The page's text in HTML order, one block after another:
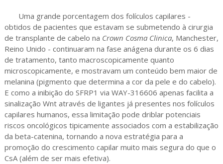
Uma grande porcentagem dos folículos capilares -
obtidos de pacientes que estavam se submetendo à cirurgia
de transplante de cabelo na Crown Cosma Clinica, Manchester,
Reino Unido - continuaram na fase anágena durante os 6 dias
de tratamento, tanto macroscopicamente quanto
microscopicamente, e mostravam um conteúdo bem maior de
melanina (pigmento que determina a cor da pele e do cabelo).
E como a inibição do SFRP1 via WAY-316606 apenas facilita a
sinalização Wnt através de ligantes já presentes nos folículos
capilares humanos, essa limitação pode driblar potenciais
riscos oncológicos tipicamente associados com a estabilização
da beta-catenina, tornando a nova estratégia para a
promoção do crescimento capilar muito mais segura do que o
CsA (além de ser mais efetiva).